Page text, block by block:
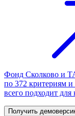
Фонд Сколково и
по 372 критериям
всего подходит для
Получить